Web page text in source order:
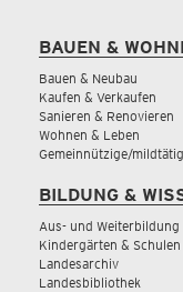
BAUEN &
Bauen & Neubau
Kaufen & Verkaufen
Sanieren & Renovieren
Wohnen & Leben
Gemeinnützige/
BILDUNG &
Aus- und Weiterbildung
Kindergärten & Schulen
Landesarchiv
Landesbibliothek